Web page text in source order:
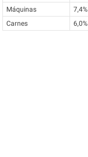
Máquinas
7,4%
Carnes
6,0%